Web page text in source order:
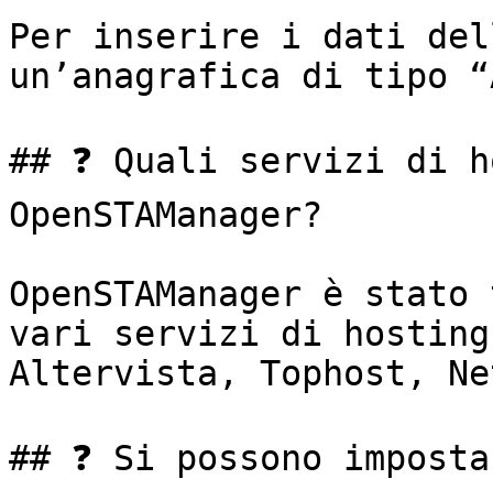
Per inserire i dati
un’anagrafica di tipo
## ❓ Quali servizi di
OpenSTAManager?
OpenSTAManager è
vari servizi di
Altervista, Tophost,
## ❓ Si possono